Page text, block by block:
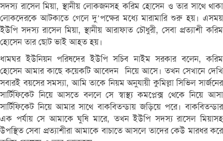
সদস্য রাসেল মিয়া, স্থানীয় লোকজনসহ করিম হোসেন ও তার সাথে থাকা
লোকদেরকে আটকাতে গেলে দু’পক্ষের মধ্যে মারামারি শুরু হয়। এসময়
ইউপি সদস্য রাসেল মিয়া, স্থানীয় আরাফাত চৌধুরী, সেবা প্রত্যাশী করিম
হোসেন তার ছোট ভাই আহত হয়।
ধামঘর ইউনিয়ন পরিষদের ইউপি সচিব নাইম সরকার বলেন, করিম
হোসেন আমার কাছে কয়েকটি আবেদন নিয়ে আসে। তখন সেখানে দেখি
সবারই বয়সের সমস্যা, আমি তাকে নিয়ম অনুযায়ী কুমিল্লা সিভিল সার্জনের
সার্টিফিকেট নিয়ে আসতে বললে সে স্বাস্থ্য কমপ্লেক্স থেকে নিয়ে আসা
সার্টিফিকেট নিয়ে আমার সাথে বাকবিতন্ডায় জড়িয়ে পরে। বাকবিতন্ডার
এক পর্যায় সে আমাকে ঘুষি মারে, তখন ইউপি সদস্য রাসেল মিয়াসহ
উপস্থিত সেবা প্রত্যাশীরা আমাকে বাচাতে আসলে তাদের কেউ মারধর করে